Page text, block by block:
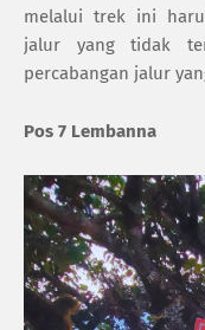
melalui trek ini
jalur yang tidak
percabangan jalur
Pos 7 Lembanna